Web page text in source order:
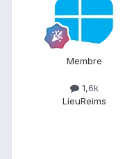
Membre
1,6k
LieuReims